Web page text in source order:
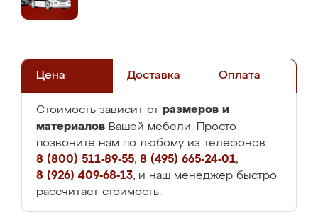
Цена Доставка Оплата
Стоимость зависит от размеров и
материалов Вашей мебели. Просто
позвоните нам по любому из телефонов:
8 (800) 511-89-55, 8 (495) 665-24-01,
8 (926) 409-68-13, и наш менеджер быстро
рассчитает стоимость.